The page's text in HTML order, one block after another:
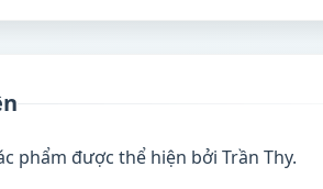
phẩm được thể hiện bởi Trần Thy.